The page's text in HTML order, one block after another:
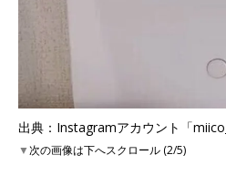
出典：Instagramアカウント「
▼次の画像は下へスクロール (2/5)